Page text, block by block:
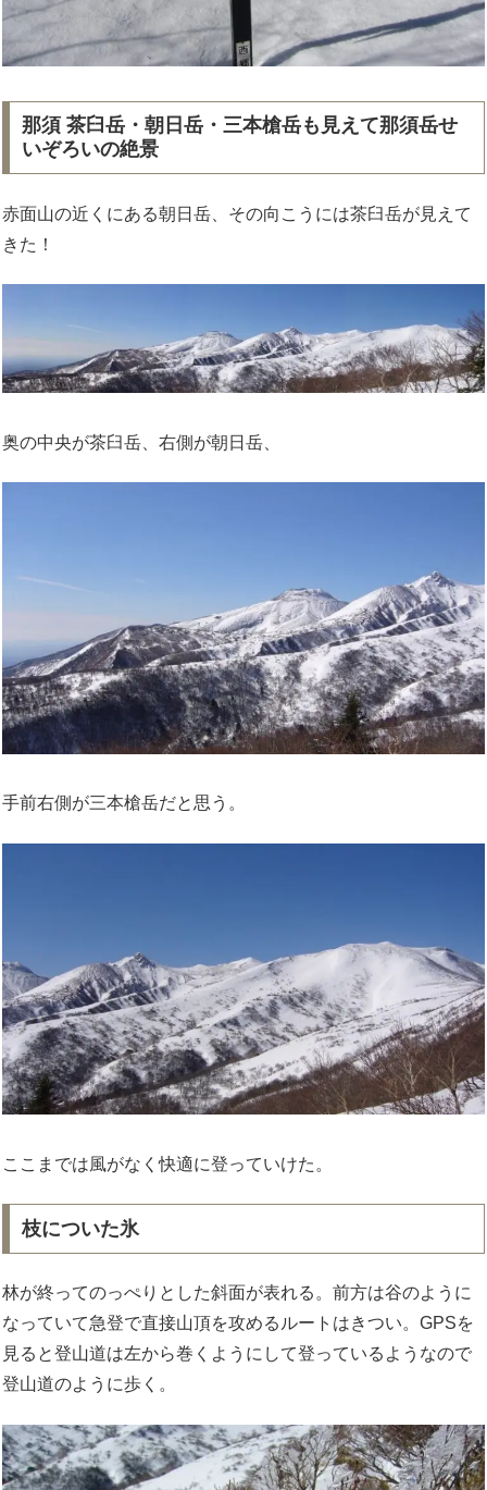
那須 茶臼岳・朝日岳・三本槍岳も見えて那須岳せ
いぞろいの絶景
赤面山の近くにある朝日岳、その向こうには茶臼岳が見えて
きた！
奥の中央が茶臼岳、右側が朝日岳、
手前右側が三本槍岳だと思う。
ここまでは風がなく快適に登っていけた。
枝についた氷
林が終ってのっぺりとした斜面が表れる。前方は谷のように
なっていて急登で直接山頂を攻めるルートはきつい。GPSを
見ると登山道は左から巻くようにして登っているようなので
登山道のように歩く。